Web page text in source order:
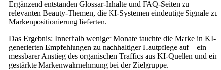
Ergänzend entstanden Glossar-Inhalte und FAQ-Seiten zu
relevanten Beauty-Themen, die KI-Systemen eindeutige Signale zur
Markenpositionierung lieferten.
Das Ergebnis: Innerhalb weniger Monate tauchte die Marke in KI-
generierten Empfehlungen zu nachhaltiger Hautpflege auf – ein
messbarer Anstieg des organischen Traffics aus KI-Quellen und eine
gestärkte Markenwahrnehmung bei der Zielgruppe.